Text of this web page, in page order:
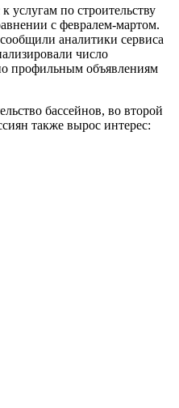
услугам по строительству
с февралем-мартом.
аналитики сервиса
число
профильным объявлениям
бассейнов, во второй
также вырос интерес: